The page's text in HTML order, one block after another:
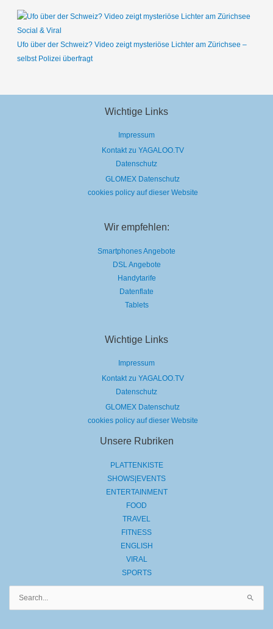
Social & Viral
Ufo über der Schweiz? Video zeigt mysteriöse Lichter am Zürichsee –
selbst Polizei überfragt
Wichtige Links
Impressum
Kontakt zu YAGALOO.TV
Datenschutz
GLOMEX Datenschutz
cookies policy auf dieser Website
Wir empfehlen:
Smartphones Angebote
DSL Angebote
Handytarife
Datenflate
Tablets
Wichtige Links
Impressum
Kontakt zu YAGALOO.TV
Datenschutz
GLOMEX Datenschutz
cookies policy auf dieser Website
Unsere Rubriken
PLATTENKISTE
SHOWS|EVENTS
ENTERTAINMENT
FOOD
TRAVEL
FITNESS
ENGLISH
VIRAL
SPORTS